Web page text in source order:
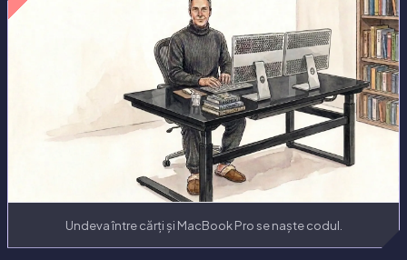
Undeva între cărți și MacBook Pro se naște codul.